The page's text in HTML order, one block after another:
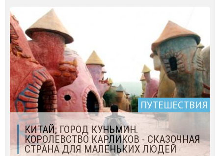
ПУТЕШЕСТВИЯ
КИТАЙ; ГОРОД КУНЬМИН.
КОРОЛЕВСТВО КАРЛИКОВ - СКАЗОЧНАЯ
СТРАНА ДЛЯ МАЛЕНЬКИХ ЛЮДЕЙ